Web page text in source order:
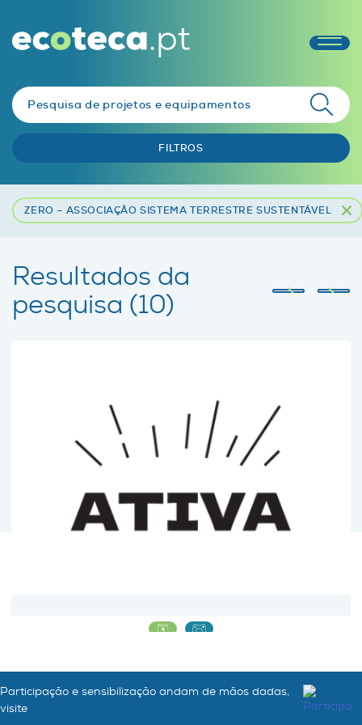
FILTROS
ZERO – ASSOCIAÇÃO SISTEMA TERRESTRE SUSTENTÁVEL
Resultados da
pesquisa (10)
Ativa ClimACT
Participação e sensibilização andam de mãos dadas,
visite